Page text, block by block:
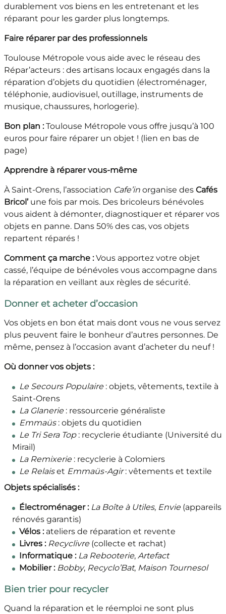
durablement vos biens en les entretenant et les
réparant pour les garder plus longtemps.
Faire réparer par des professionnels
Toulouse Métropole vous aide avec le réseau des
Répar’acteurs : des artisans locaux engagés dans la
réparation d’objets du quotidien (électroménager,
téléphonie, audiovisuel, outillage, instruments de
musique, chaussures, horlogerie).
Bon plan :Toulouse Métropole vous offre jusqu’à 100
euros pour faire réparer un objet ! (lien en bas de
page)
Apprendre à réparer vous-même
À Saint-Orens, l’association Cafe’inorganise des Cafés
Bricol’une fois par mois. Des bricoleurs bénévoles
vous aident à démonter, diagnostiquer et réparer vos
objets en panne. Dans 50% des cas, vos objets
repartent réparés !
Comment ça marche :Vous apportez votre objet
cassé, l’équipe de bénévoles vous accompagne dans
la réparation en veillant aux règles de sécurité.
Donner et acheter d’occasion
Vos objets en bon état mais dont vous ne vous servez
plus peuvent faire le bonheur d’autres personnes. De
même, pensez à l’occasion avant d’acheter du neuf !
Où donner vos objets :
Le Secours Populaire: objets, vêtements, textile à
Saint-Orens
La Glanerie: ressourcerie généraliste
Emmaüs: objets du quotidien
Le Tri Sera Top: recyclerie étudiante (Université du
Mirail)
La Remixerie: recyclerie à Colomiers
Le Relaiset Emmaüs-Agir: vêtements et textile
Objets spécialisés :
Électroménager : La Boîte à Utiles, Envie(appareils
rénovés garantis)
Vélos :ateliers de réparation et revente
Livres : Recyclivre(collecte et rachat)
Informatique : La Rebooterie, Artefact
Mobilier : Bobby, Recyclo’Bat, Maison Tournesol
Bien trier pour recycler
Quand la réparation et le réemploi ne sont plus